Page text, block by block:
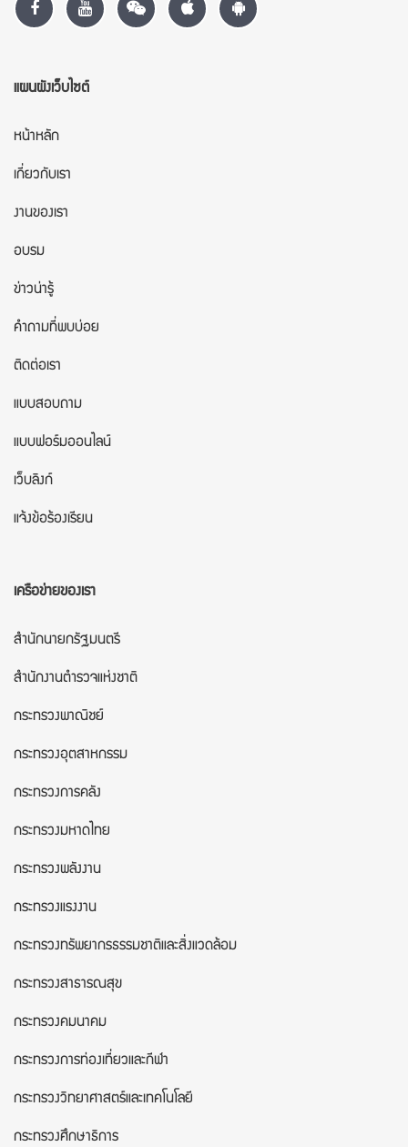
แผนผังเว็บไซต์
หน้าหลัก
เกี่ยวกับเรา
งานของเรา
อบรม
ข่าวน่ารู้
คำถามที่พบบ่อย
ติดต่อเรา
แบบสอบถาม
แบบฟอร์มออนไลน์
เว็บลิงก์
แจ้งข้อร้องเรียน
เครือข่ายของเรา
สำนักนายกรัฐมนตรี
สำนักงานตำรวจแห่งชาติ
กระทรวงพาณิชย์
กระทรวงอุตสาหกรรม
กระทรวงการคลัง
กระทรวงมหาดไทย
กระทรวงพลังงาน
กระทรวงแรงงาน
กระทรวงทรัพยากรธรรมชาติและสิ่งแวดล้อม
กระทรวงสาธารณสุข
กระทรวงคมนาคม
กระทรวงการท่องเที่ยวและกีฬา
กระทรวงวิทยาศาสตร์และเทคโนโลยี
กระทรวงศึกษาธิการ